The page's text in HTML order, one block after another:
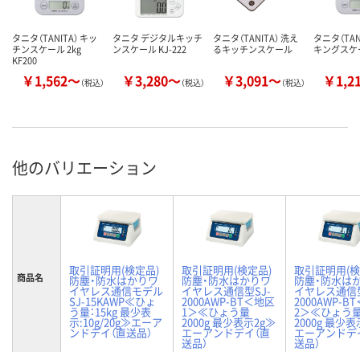
タニタ（TANITA） キッ
チンスケール 2kg
KF200
￥1,562～（税込）
タニタ デジタルキッチ
ンスケール KJ-222
￥3,280～（税込）
タニタ（TANITA） 洗え
るキッチンスケール
￥3,091～（税込）
タニタ（
キングス
￥
他のバリエーション
商品名 取引証明用(検定品)
防塵・防水はかりワ
イヤレス通信モデル
SJ-15KAWP≪ひょ
う量：15kg 最少表
示:10g/20g≫エーア
ンドデイ（直送品）
取引証明用(検定品)
防塵・防水はかりワ
イヤレス通信型SJ-
2000AWP-BT＜地区
1＞≪ひょう量
2000g 最少表示2g≫
エーアンドデイ（直
送品）
取引証明用(
防塵・防水は
イヤレス通
2000AWP-BT
2＞≪ひょう
2000g 最少
エーアンドデ
送品）